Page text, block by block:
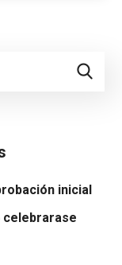
inicial
celebrarase